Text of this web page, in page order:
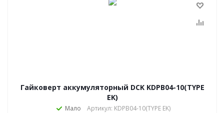
Гайковерт аккумуляторный DCK KDPB04-10(TYPE
EK)
Мало Артикул: KDPB04-10(TYPE EK)